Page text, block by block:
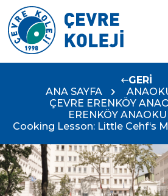
GERİ
ANA SAYFA
ÇEVRE ERENKÖY
ERENKÖY
Cooking Lesson: Little Cehf‘s